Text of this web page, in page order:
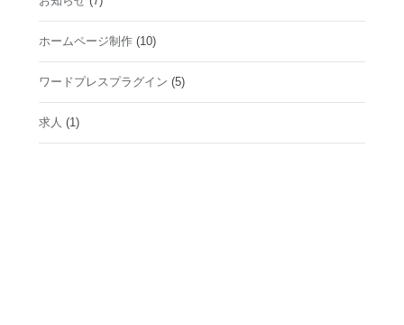
ホームページ制作(10)
ワードプレスプラグイン (5)
求人 (1)